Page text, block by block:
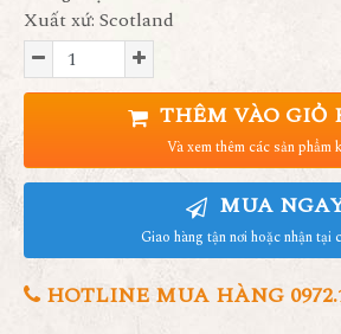
Xuất xứ: Scotland
THÊM VÀO GIỎ
Và xem thêm các sản phẩm
MUA
Giao hàng tận nơi hoặc nhận tại
HOTLINE MUA HÀNG